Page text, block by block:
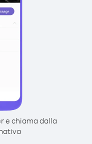
e chiama dalla